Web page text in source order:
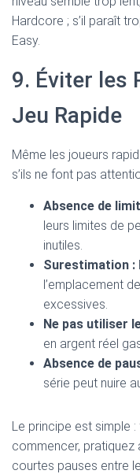
Hardcore ; s’il paraît
Easy.
9. Éviter les
Jeu Rapide
Même les joueurs
s’ils ne font pas
Absence de
leurs limites de
inutiles.
Surestimation :
l’emplacement
excessives.
Ne pas utiliser
en argent réel
Absence de
série peut nuire
Le principe est simple
commencer,
courtes pauses entre